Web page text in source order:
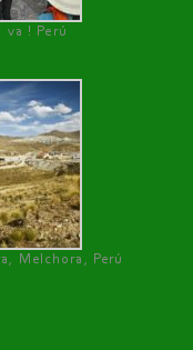
va ! Perú
Melchora, Perú